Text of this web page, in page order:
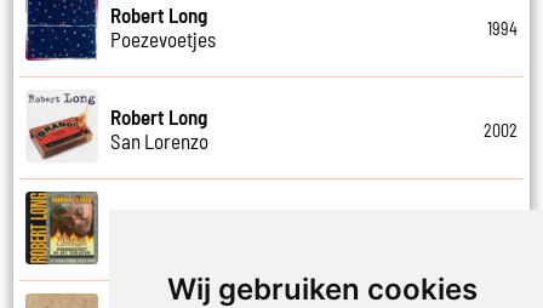
Wij gebruiken cookies
Robert Long
Poezevoetjes
1994
Robert Long
San Lorenzo
2002